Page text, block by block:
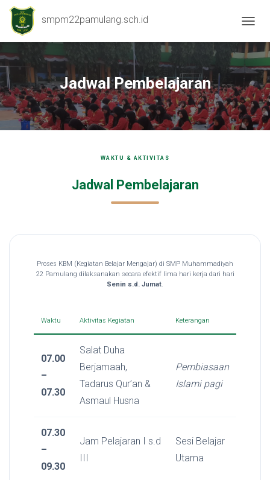
smpm22pamulang.sch.id
O
G
G
E
N
A
V
Jadwal Pembelajaran
WAKTU & AKTIVITAS
Jadwal Pembelajaran
Proses KBM (Kegiatan Belajar Mengajar) di SMP Muhammadiyah
22 Pamulang dilaksanakan secara efektif lima hari kerja dari hari
Senin s.d. Jumat.
Waktu Aktivitas Kegiatan Keterangan
07.00
–
07.30
Salat Duha
Berjamaah,
Tadarus Qur’an &
Asmaul Husna
Pembiasaan
Islami pagi
07.30
–
09.30
Jam Pelajaran I s.d
III
Sesi Belajar
Utama